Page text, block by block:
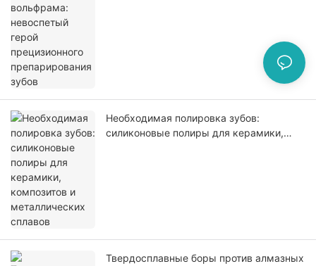
Необходимая полировка зубов:
силиконовые полиры для керамики,
Твердосплавные боры против алмазных